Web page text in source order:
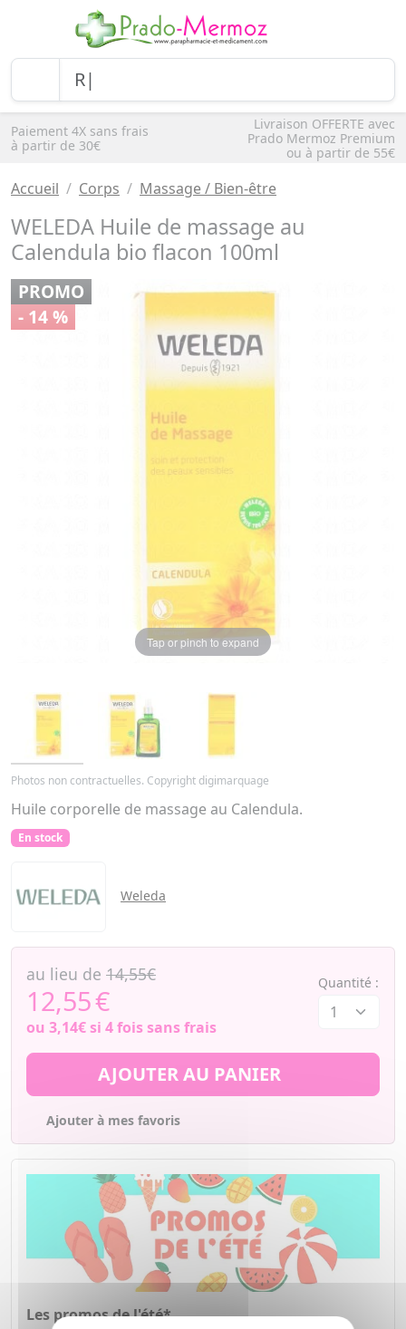
Paiement 4X sans frais
à partir de 30€
Livraison OFFERTE avec
Prado Mermoz Premium
ou à partir de 55€
Accueil Corps Massage / Bien-être
WELEDA Huile de massage au
Calendula bio flacon 100ml
Tap or pinch to expand
PROMO
- 14 %
Photos non contractuelles. Copyright digimarquage
Huile corporelle de massage au Calendula.
En stock
Weleda
au lieu de 14,55€
12,55€
ou 3,14€si 4 fois sans frais
Quantité :
AJOUTER AU PANIER
Ajouter à mes favoris
Les promos de l'été*